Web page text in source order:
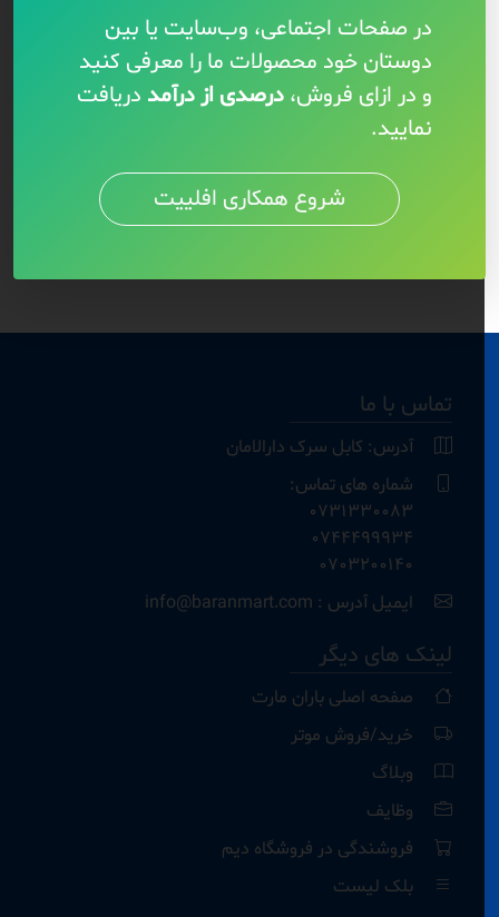
در صفحات اجتماعی، وب‌سایت یا بین
دوستان خود محصولات ما را معرفی کنید
و در ازای فروش،درصدی از درآمددریافت
نمایید.
شروع همکاری افلییت
تماس با ما
آدرس: کابل سرک دارالامان
شماره های تماس:
0731330083
0744499934
0703200140
ایمیل آدرس : info@baranmart.com
لینک های دیگر
صفحه اصلی باران مارت
خرید/فروش موتر
وبلاگ
وظایف
فروشندگی در فروشگاه دیم
بلک لیست